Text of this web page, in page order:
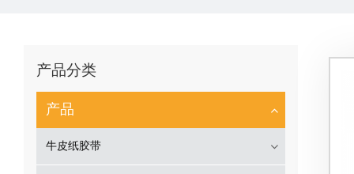
产品分类
产品
牛皮纸胶带